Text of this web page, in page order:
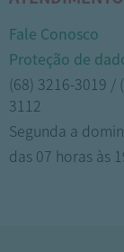
Fale Conosco
Proteção de
(68) 3216-3019 /
3112
Segunda a
das 07 horas às